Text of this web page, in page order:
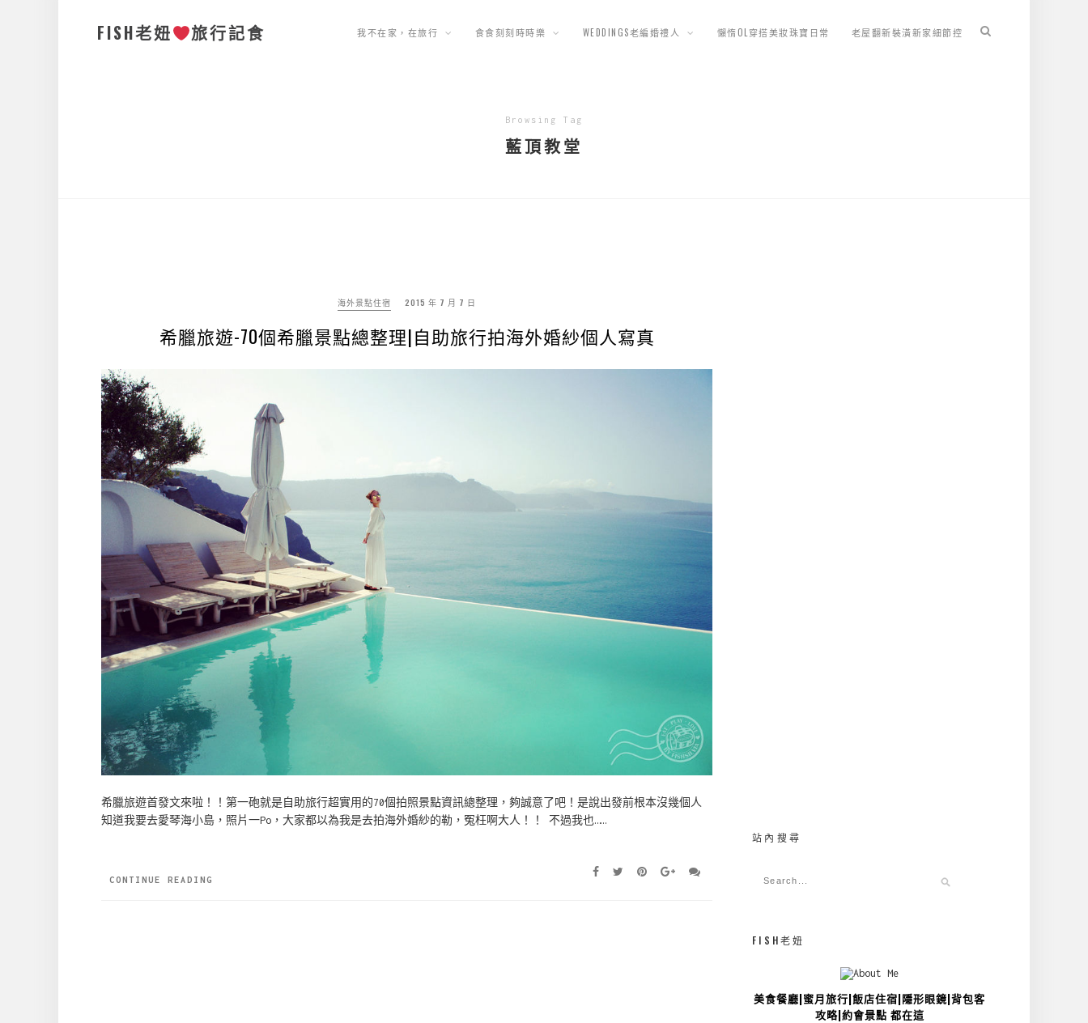
FISH老妞 旅行記食 我不在家，在旅行 食食刻刻時時樂 WEDDINGS老編婚禮人 懶惰OL穿搭美妝珠寶日常 老屋翻新裝潢新家細節控
Browsing Tag
藍頂教堂
海外景點住宿 2015 年 7 月 7 日
希臘旅遊-70個希臘景點總整理|自助旅行拍海外婚紗個人寫真
希臘旅遊首發文來啦！！第一砲就是自助旅行超實用的70個拍照景點資訊總整理，夠誠意了吧！是說出發前根本沒幾個人
知道我要去愛琴海小島，照片一Po，大家都以為我是去拍海外婚紗的勒，冤枉啊大人！！ 不過我也……
CONTINUE READING
站內搜尋
FISH老妞
美食餐廳|蜜月旅行|飯店住宿|隱形眼鏡|背包客
攻略|約會景點 都在這